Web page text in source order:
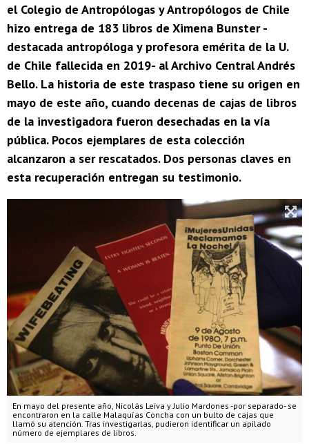
el Colegio de Antropólogas y Antropólogos de Chile
hizo entrega de 183 libros de Ximena Bunster -
destacada antropóloga y profesora emérita de la U.
de Chile fallecida en 2019- al Archivo Central Andrés
Bello. La historia de este traspaso tiene su origen en
mayo de este año, cuando decenas de cajas de libros
de la investigadora fueron desechadas en la vía
pública. Pocos ejemplares de esta colección
alcanzaron a ser rescatados. Dos personas claves en
esta recuperación entregan su testimonio.
En mayo del presente año, Nicolás Leiva y Julio Mardones -por separado- se
encontraron en la calle Malaquías Concha con un bulto de cajas que
llamó su atención. Tras investigarlas, pudieron identificar un apilado
número de ejemplares de libros.